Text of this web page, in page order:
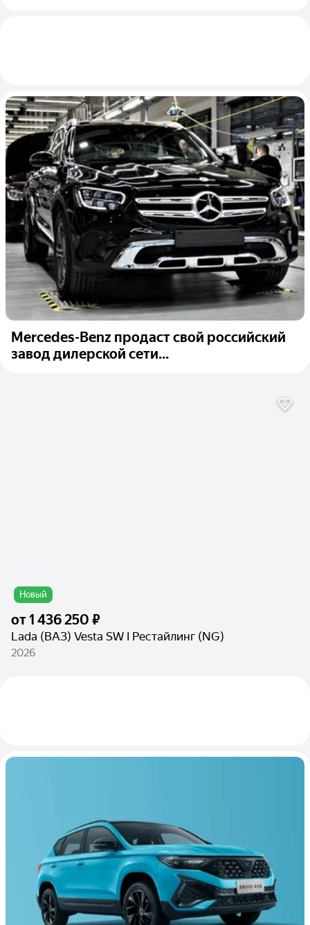
Mercedes-Benz продаст свой российский
завод дилерской сети...
Новый
от1 436 250 ₽
Lada (ВАЗ) Vesta SW I Рестайлинг (NG)
2026